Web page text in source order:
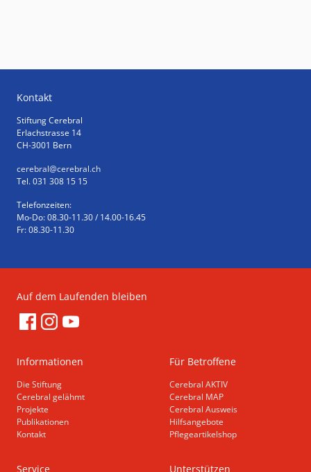
Kontakt
Stiftung Cerebral
Erlachstrasse 14
CH-3001 Bern
cerebral@cerebral.ch
Tel. 031 308 15 15
Telefonzeiten:
Mo-Do: 08.30-11.30 / 14.00-16.45
Fr: 08.30-11.30
Auf dem Laufenden bleiben
Informationen
Die Stiftung
Cerebral gelähmt
Projekte
Publikationen
Kontakt
Für Betroffene
Cerebral AKTIV
Cerebral MAP
Cerebral Ausweis
Hilfsangebote
Pflegeartikelshop
Service Unterstützen